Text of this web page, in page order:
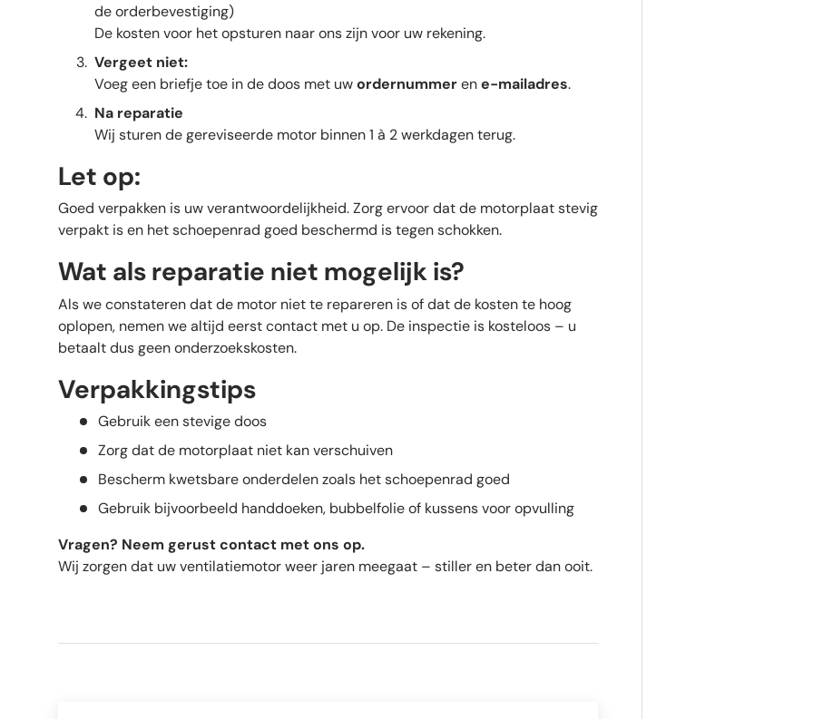
de orderbevestiging)
De kosten voor het opsturen naar ons zijn voor uw rekening.
Vergeet niet:
Voeg een briefje toe in de doos met uwordernummerene-mailadres.
Na reparatie
Wij sturen de gereviseerde motor binnen 1 à 2 werkdagen terug.
Let op:
Goed verpakken is uw verantwoordelijkheid. Zorg ervoor dat de motorplaat stevig
verpakt is en het schoepenrad goed beschermd is tegen schokken.
Wat als reparatie niet mogelijk is?
Als we constateren dat de motor niet te repareren is of dat de kosten te hoog
oplopen, nemen we altijd eerst contact met u op. De inspectie is kosteloos – u
betaalt dus geen onderzoekskosten.
Verpakkingstips
Gebruik een stevige doos
Zorg dat de motorplaat niet kan verschuiven
Bescherm kwetsbare onderdelen zoals het schoepenrad goed
Gebruik bijvoorbeeld handdoeken, bubbelfolie of kussens voor opvulling
Vragen? Neem gerust contact met ons op.
Wij zorgen dat uw ventilatiemotor weer jaren meegaat – stiller en beter dan ooit.